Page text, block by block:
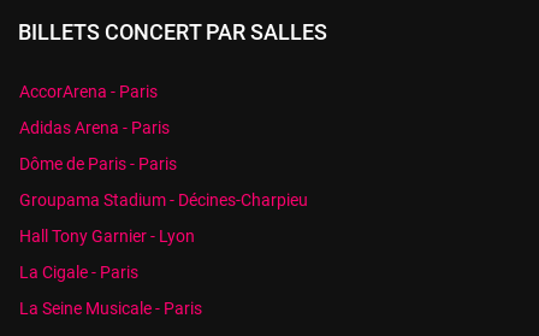
BILLETS CONCERT PAR SALLES
AccorArena - Paris
Adidas Arena - Paris
Dôme de Paris - Paris
Groupama Stadium - Décines-Charpieu
Hall Tony Garnier - Lyon
La Cigale - Paris
La Seine Musicale - Paris